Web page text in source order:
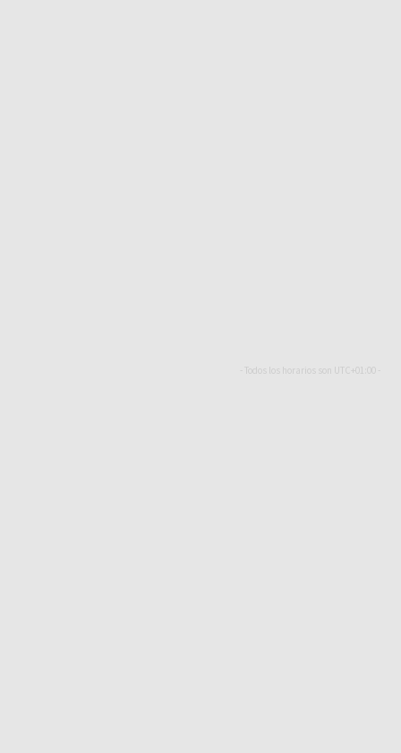
- Todos los horarios son UTC+01:00